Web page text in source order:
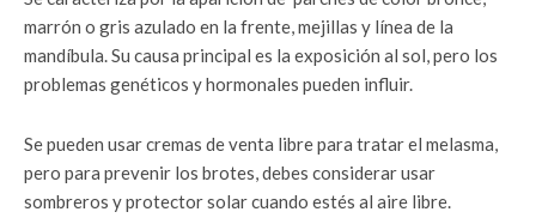
marrón o gris azulado en la frente, mejillas y línea de la
mandíbula. Su causa principal es la exposición al sol, pero los
problemas genéticos y hormonales pueden influir.
Se pueden usar cremas de venta libre para tratar el melasma,
pero para prevenir los brotes, debes considerar usar
sombreros y protector solar cuando estés al aire libre.